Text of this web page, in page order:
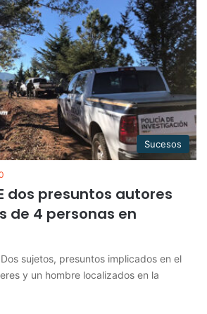
Sucesos
dos presuntos autores
de 4 personas en
sujetos, presuntos implicados en el
y un hombre localizados en la